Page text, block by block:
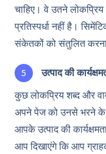
चाहिए। वे उतने
प्रतिस्पर्धा नहीं है।
संकेतकों को संतुलित करना
उत्पाद की
कुछ लोकप्रिय शब्द और
अपने पेज को उनसे भरने के
आपके उत्पाद की
आप दिखाएंगे कि आप